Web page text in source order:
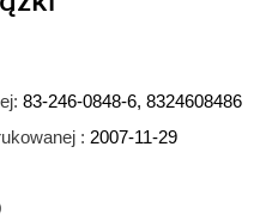
83-246-0848-6, 8324608486
: 2007-11-29